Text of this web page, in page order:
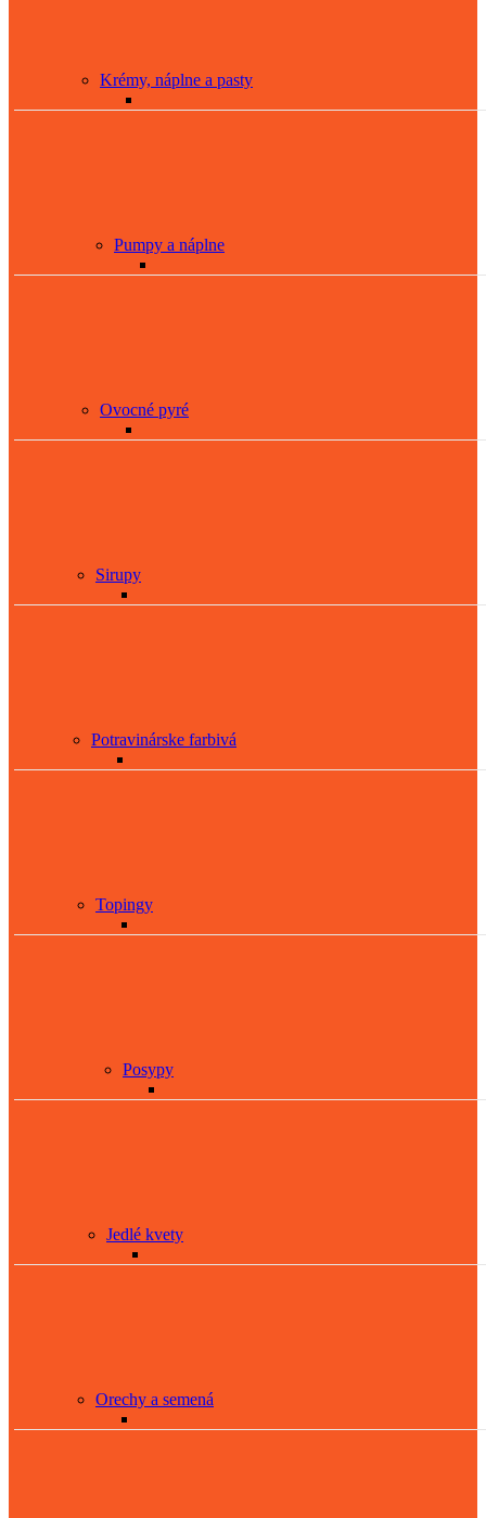
Krémy, náplne a pasty
Pumpy a náplne
Ovocné pyré
Sirupy
Potravinárske farbivá
Topingy
Posypy
Jedlé kvety
Orechy a semená